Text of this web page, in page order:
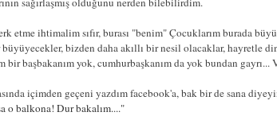
etme ihtimalim sıfır, burası "benim" Çocuklarım burada
bizden daha akıllı bir nesil olacaklar, hayretle
başbakanım yok, cumhurbaşkanım da yok bundan gayrı...
içimden geçeni yazdım facebook'a, bak bir de sana
o balkona! Dur bakalım...."